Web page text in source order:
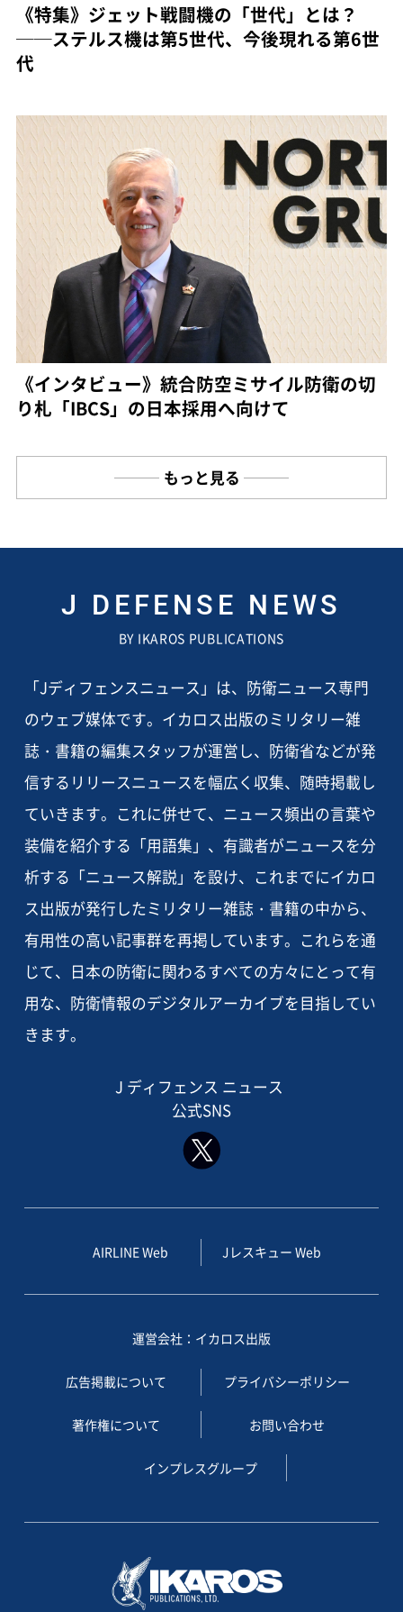
《特集》ジェット戦闘機の「世代」とは？
──ステルス機は第5世代、今後現れる第6世
代
《インタビュー》統合防空ミサイル防衛の切
り札「IBCS」の日本採用へ向けて
もっと見る
J DEFENSE NEWS
BY IKAROS PUBLICATIONS
「Jディフェンスニュース」は、防衛ニュース専門
のウェブ媒体です。イカロス出版のミリタリー雑
誌・書籍の編集スタッフが運営し、防衛省などが発
信するリリースニュースを幅広く収集、随時掲載し
ていきます。これに併せて、ニュース頻出の言葉や
装備を紹介する「用語集」、有識者がニュースを分
析する「ニュース解説」を設け、これまでにイカロ
ス出版が発行したミリタリー雑誌・書籍の中から、
有用性の高い記事群を再掲しています。これらを通
じて、日本の防衛に関わるすべての方々にとって有
用な、防衛情報のデジタルアーカイブを目指してい
きます。
J ディフェンス ニュース
公式SNS
AIRLINE Web Jレスキュー Web
運営会社：イカロス出版
広告掲載について プライバシーポリシー
著作権について お問い合わせ
インプレスグループ